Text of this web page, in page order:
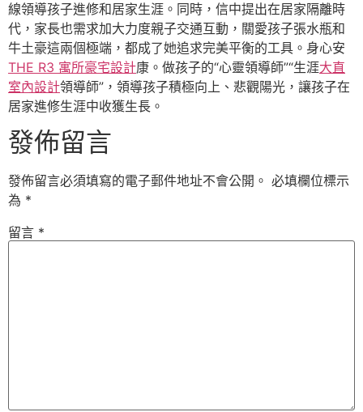
線領導孩子進修和居家生涯。同時，信中提出在居家隔離時
代，家長也需求加大力度親子交通互動，關愛孩子張水瓶和
牛土豪這兩個極端，都成了她追求完美平衡的工具。身心安
THE R3 寓所豪宅設計康。做孩子的“心靈領導師”“生涯大直
室內設計領導師”，領導孩子積極向上、悲觀陽光，讓孩子在
居家進修生涯中收獲生長。
發佈留言
發佈留言必須填寫的電子郵件地址不會公開。 必填欄位標示
為 *
留言 *